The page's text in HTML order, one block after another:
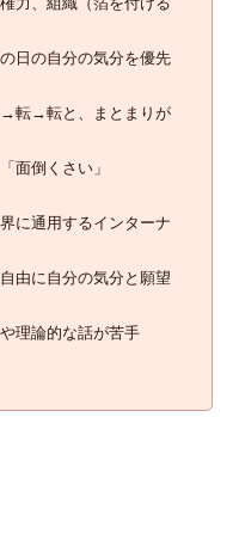
日の自分の気分を優先
転→転と、まとまりが
面倒くさい」
に通用するインターナ
由に自分の気分と願望
理論的な話が苦手